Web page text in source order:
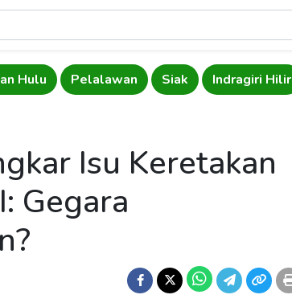
Pelalawan Siak Indragiri Hilir
Hulu
Isu Keretakan
Gegara